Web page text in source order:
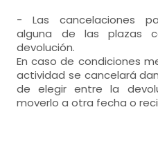
- Las cancelaciones
alguna de las plazas
devolución.
En caso de condiciones
actividad se cancelará
de elegir entre la
moverlo a otra fecha o